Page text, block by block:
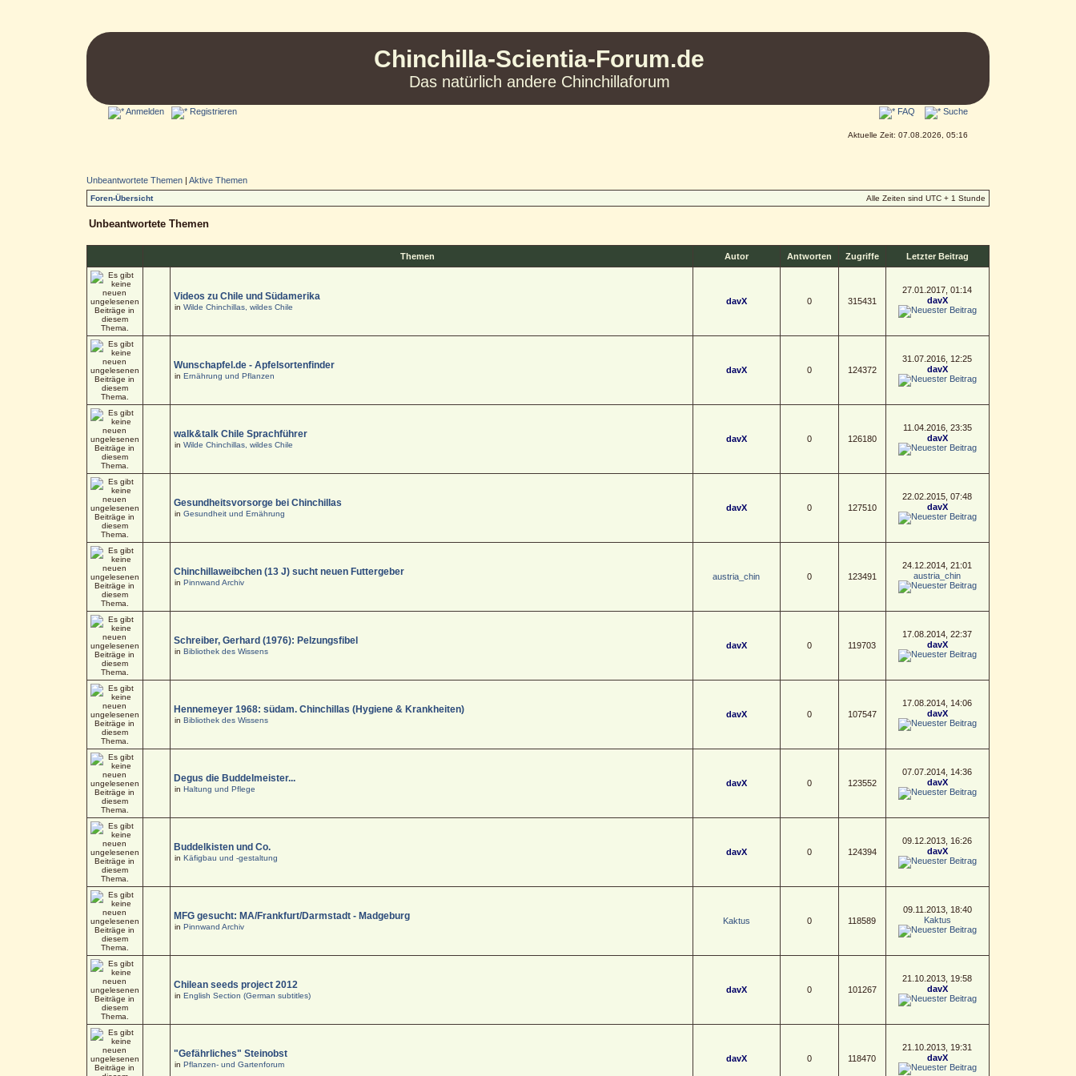
Chinchilla-Scientia-Forum.de
Das natürlich andere Chinchillaforum
Anmelden Registrieren FAQ Suche
Aktuelle Zeit: 07.08.2026, 05:16
Unbeantwortete Themen| Aktive Themen
Foren-Übersicht Alle Zeiten sind UTC + 1 Stunde
Unbeantwortete Themen
Themen Autor Antworten Zugriffe Letzter Beitrag
Videos zu Chile und Südamerika
in Wilde Chinchillas, wildes Chile
davX 0 315431
27.01.2017, 01:14
davX
Wunschapfel.de - Apfelsortenfinder
in Ernährung und Pflanzen
davX 0 124372
31.07.2016, 12:25
davX
walk&talk Chile Sprachführer
in Wilde Chinchillas, wildes Chile
davX 0 126180
11.04.2016, 23:35
davX
Gesundheitsvorsorge bei Chinchillas
in Gesundheit und Ernährung
davX 0 127510
22.02.2015, 07:48
davX
Chinchillaweibchen (13 J) sucht neuen Futtergeber
in Pinnwand Archiv
austria_chin 0 123491
24.12.2014, 21:01
austria_chin
Schreiber, Gerhard (1976): Pelzungsfibel
in Bibliothek des Wissens
davX 0 119703
17.08.2014, 22:37
davX
Hennemeyer 1968: südam. Chinchillas (Hygiene & Krankheiten)
in Bibliothek des Wissens
davX 0 107547
17.08.2014, 14:06
davX
Degus die Buddelmeister...
in Haltung und Pflege
davX 0 123552
07.07.2014, 14:36
davX
Buddelkisten und Co.
in Käfigbau und -gestaltung
davX 0 124394
09.12.2013, 16:26
davX
MFG gesucht: MA/Frankfurt/Darmstadt - Madgeburg
in Pinnwand Archiv
Kaktus 0 118589
09.11.2013, 18:40
Kaktus
Chilean seeds project 2012
in English Section (German subtitles)
davX 0 101267
21.10.2013, 19:58
davX
"Gefährliches" Steinobst
in Pflanzen- und Gartenforum
davX 0 118470
21.10.2013, 19:31
davX